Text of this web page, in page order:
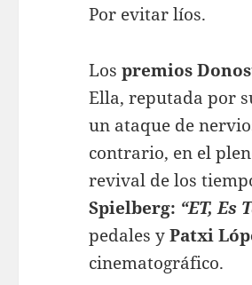
Por evitar líos.
Lospremios
Ella, reputada por
un ataque de
contrario, en el
revival de los
Spielberg: “ET, Es
pedales yPatxi
cinematográfico.